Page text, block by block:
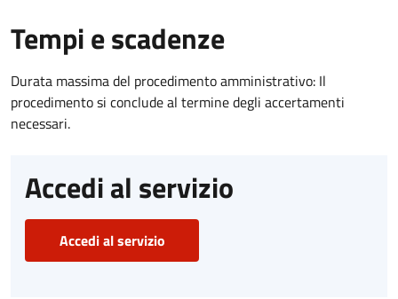
Tempi e scadenze
Durata massima del procedimento amministrativo: Il
procedimento si conclude al termine degli accertamenti
necessari.
Accedi al servizio
Accedi al servizio